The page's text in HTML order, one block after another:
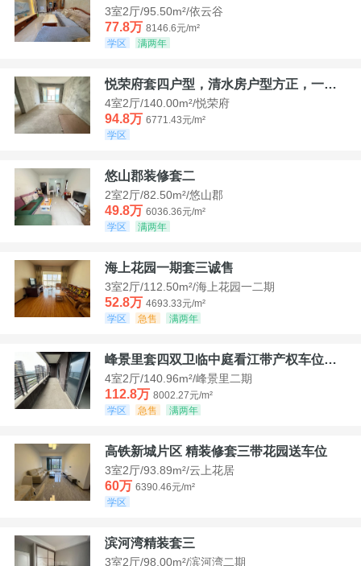
3室2厅/95.50m²/依云谷
77.8万 8146.6元/m²
学区
满两年
悦荣府套四户型，清水房户型方正，一口价94，8
4室2厅/140.00m²/悦荣府
94.8万 6771.43元/m²
学区
悠山郡装修套二
2室2厅/82.50m²/悠山郡
49.8万 6036.36元/m²
学区
满两年
海上花园一期套三诚售
3室2厅/112.50m²/海上花园一二期
52.8万 4693.33元/m²
学区
急售 满两年
峰景里套四双卫临中庭看江带产权车位诚售
4室2厅/140.96m²/峰景里二期
112.8万 8002.27元/m²
学区
急售 满两年
高铁新城片区 精装修套三带花园送车位
3室2厅/93.89m²/云上花居
60万 6390.46元/m²
学区
滨河湾精装套三
3室2厅/98.00m²/滨河湾二期